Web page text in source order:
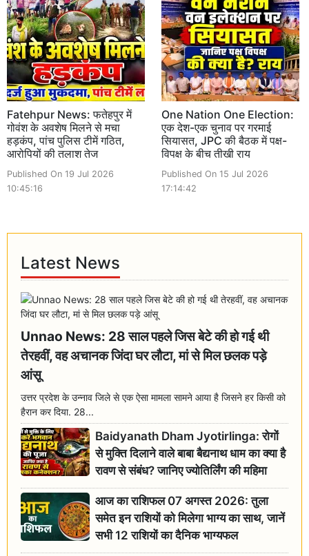
Fatehpur News: फतेहपुर में
गोवंश के अवशेष मिलने से मचा
हड़कंप, पांच पुलिस टीमें गठित,
आरोपियों की तलाश तेज
Published On 19 Jul 2026
10:45:16
One Nation One Election:
एक देश-एक चुनाव पर गरमाई
सियासत, JPC की बैठक में पक्ष-
विपक्ष के बीच तीखी राय
Published On 15 Jul 2026
17:14:42
Latest News
Unnao News: 28 साल पहले जिस बेटे की हो गई थी
तेरहवीं, वह अचानक जिंदा घर लौटा, मां से मिल छलक पड़े
आंसू
उत्तर प्रदेश के उन्नाव जिले से एक ऐसा मामला सामने आया है जिसने हर किसी को
हैरान कर दिया. 28...
Baidyanath Dham Jyotirlinga: रोगों
से मुक्ति दिलाने वाले बाबा बैद्यनाथ धाम का क्या है
रावण से संबंध? जानिए ज्योतिर्लिंग की महिमा
आज का राशिफल 07 अगस्त 2026: तुला
समेत इन राशियों को मिलेगा भाग्य का साथ, जानें
सभी 12 राशियों का दैनिक भाग्यफल